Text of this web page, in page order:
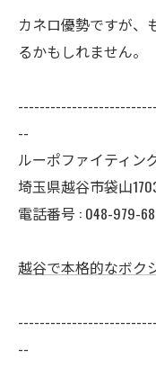
カネロ優勢ですが、
るかもしれません。
--
ルーポファイティン
埼玉県越谷市袋山
電話番号 : 048-979-
越谷で本格的なボク
--